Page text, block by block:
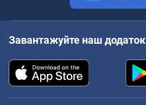
Завантажуйте наш додаток